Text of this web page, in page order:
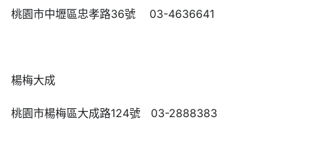
桃園市中壢區忠孝路36號 03-4636641
楊梅大成
桃園市楊梅區大成路124號 03-2888383